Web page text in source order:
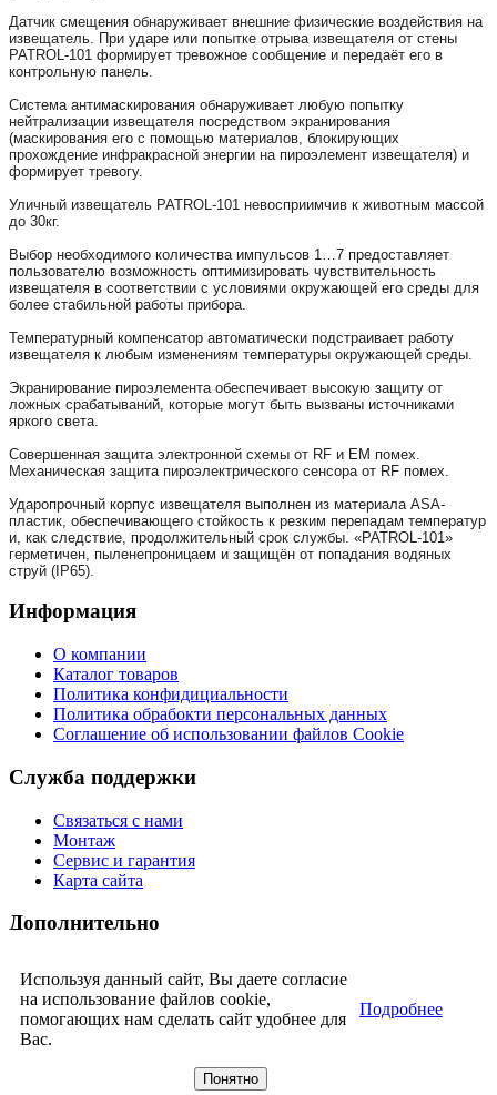
Датчик смещения обнаруживает внешние физические воздействия на
извещатель. При ударе или попытке отрыва извещателя от стены
PATROL-101 формирует тревожное сообщение и передаёт его в
контрольную панель.
Система антимаскирования обнаруживает любую попытку
нейтрализации извещателя посредством экранирования
(маскирования его с помощью материалов, блокирующих
прохождение инфракрасной энергии на пироэлемент извещателя) и
формирует тревогу.
Уличный извещатель PATROL-101 невосприимчив к животным массой
до 30кг.
Выбор необходимого количества импульсов 1…7 предоставляет
пользователю возможность оптимизировать чувствительность
извещателя в соответствии с условиями окружающей его среды для
более стабильной работы прибора.
Температурный компенсатор автоматически подстраивает работу
извещателя к любым изменениям температуры окружающей среды.
Экранирование пироэлемента обеспечивает высокую защиту от
ложных срабатываний, которые могут быть вызваны источниками
яркого света.
Совершенная защита электронной схемы от RF и EM помех.
Механическая защита пироэлектрического сенсора от RF помех.
Ударопрочный корпус извещателя выполнен из материала ASA-
пластик, обеспечивающего стойкость к резким перепадам температур
и, как следствие, продолжительный срок службы. «PATROL-101»
герметичен, пыленепроницаем и защищён от попадания водяных
струй (IP65).
Информация
О компании
Каталог товаров
Политика конфидициальности
Политика обрабокти персональных данных
Соглашение об использовании файлов Cookie
Служба поддержки
Связаться с нами
Монтаж
Сервис и гарантия
Карта сайта
Дополнительно
Прайс-лист
Сотрудничество
Используя данный сайт, Вы даете согласие
на использование файлов cookie,
помогающих нам сделать сайт удобнее для
Вас.
Подробнее
Понятно